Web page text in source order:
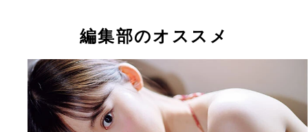
編集部のオススメ